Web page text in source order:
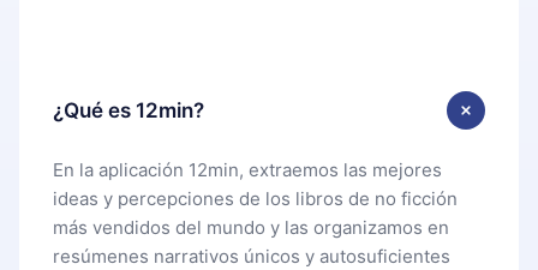
¿Qué es 12min?
En la aplicación 12min, extraemos las mejores
ideas y percepciones de los libros de no ficción
más vendidos del mundo y las organizamos en
resúmenes narrativos únicos y autosuficientes